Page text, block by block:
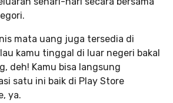
mata uang juga tersedia di
kamu tinggal di luar negeri bakal
deh! Kamu bisa langsung
satu ini baik di Play Store
ya.